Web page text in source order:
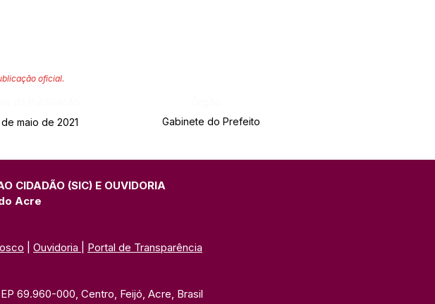
oficial.
maio de 2021 Gabinete do Prefeito
CIDADÃO (SIC) E OUVIDORIA
Acre
Ouvidoria Portal de Transparência
69.960-000, Centro, Feijó, Acre, Brasil